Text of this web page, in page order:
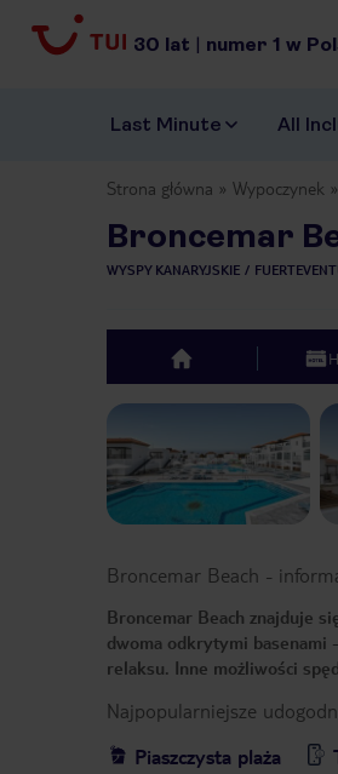
30 lat | numer 1 w
Last Minute All
Strona główna Wypoczynek
Broncemar
WYSPY KANARYJSKIE
top
Broncemar Beach -
Broncemar Beach znajduje
dwoma odkrytymi basenami
relaksu. Inne możliwości
Najpopularniejsze
Piaszczysta plaża